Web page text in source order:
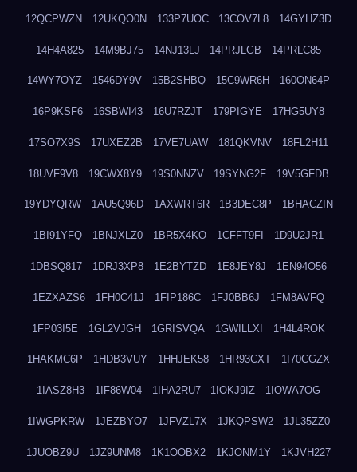
12QCPWZN 12UKQO0N 133P7UOC 13COV7L8 14GYHZ3D
14H4A825 14M9BJ75 14NJ13LJ 14PRJLGB 14PRLC85
14WY7OYZ 1546DY9V 15B2SHBQ 15C9WR6H 160ON64P
16P9KSF6 16SBWI43 16U7RZJT 179PIGYE 17HG5UY8
17SO7X9S 17UXEZ2B 17VE7UAW 181QKVNV 18FL2H11
18UVF9V8 19CWX8Y9 19S0NNZV 19SYNG2F 19V5GFDB
19YDYQRW 1AU5Q96D 1AXWRT6R 1B3DEC8P 1BHACZIN
1BI91YFQ 1BNJXLZ0 1BR5X4KO 1CFFT9FI 1D9U2JR1
1DBSQ817 1DRJ3XP8 1E2BYTZD 1E8JEY8J 1EN94O56
1EZXAZS6 1FH0C41J 1FIP186C 1FJ0BB6J 1FM8AVFQ
1FP03I5E 1GL2VJGH 1GRISVQA 1GWILLXI 1H4L4ROK
1HAKMC6P 1HDB3VUY 1HHJEK58 1HR93CXT 1I70CGZX
1IASZ8H3 1IF86W04 1IHA2RU7 1IOKJ9IZ 1IOWA7OG
1IWGPKRW 1JEZBYO7 1JFVZL7X 1JKQPSW2 1JL35ZZ0
1JUOBZ9U 1JZ9UNM8 1K1OOBX2 1KJONM1Y 1KJVH227